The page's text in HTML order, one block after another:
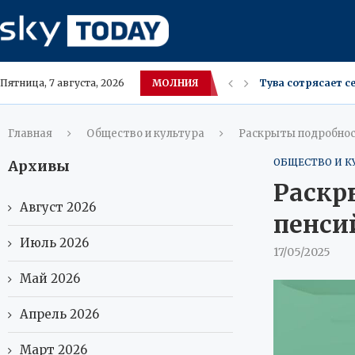
Пятница, 7 августа, 2026 МОЛНИЯ Тува сотрясает
Пелагея
Россия
Кибератаки на
В Фарнборо
Конкурс для
Техас лишился
Китайские
Главная Общество и культура Раскрыты
ОБЩЕСТВО И
17/05/2025
Архивы
Август 2026
Июль 2026
Май 2026
Апрель 2026
Март 2026